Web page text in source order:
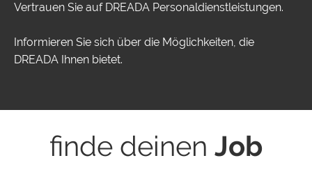
Vertrauen Sie auf DREADA Personaldienstleistungen.
Informieren Sie sich über die Möglichkeiten, die
DREADA Ihnen bietet.
finde deinen Job